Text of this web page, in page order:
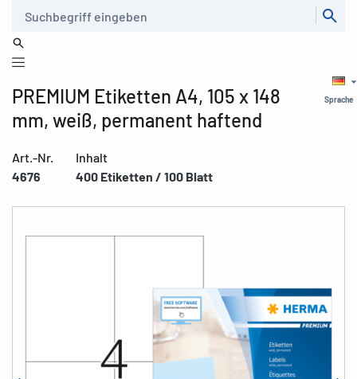
Sprache
PREMIUM Etiketten A4, 105 x 148
mm, weiß, permanent haftend
Art.-Nr.
4676
Inhalt
400 Etiketten / 100 Blatt